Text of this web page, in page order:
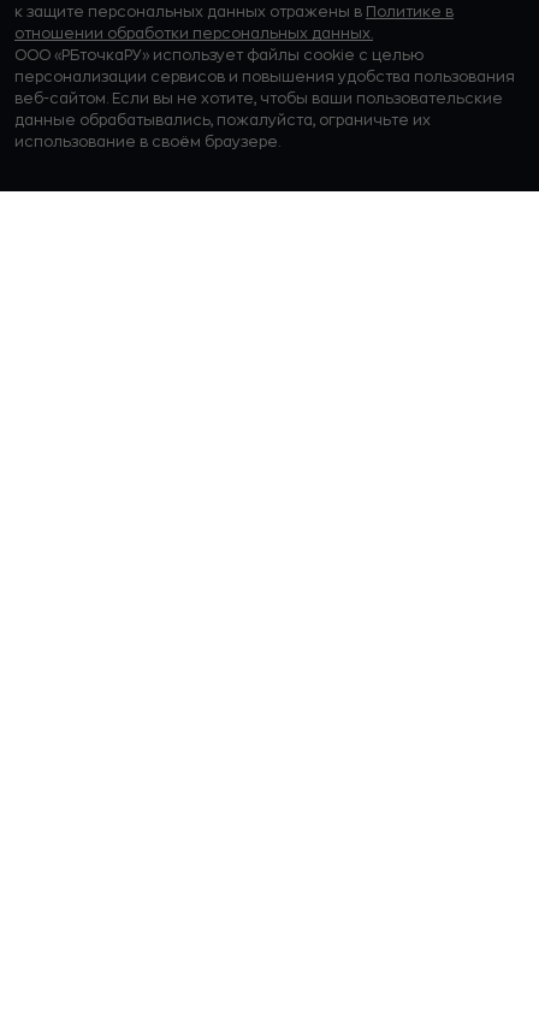
к защите персональных данных отражены в
Политике в
отношении обработки персональных данных.
ООО «РБточкаРУ» использует файлы cookie с целью
персонализации сервисов и повышения удобства пользования
веб-сайтом. Если вы не хотите, чтобы ваши пользовательские
данные обрабатывались, пожалуйста, ограничьте их
использование в своём браузере.